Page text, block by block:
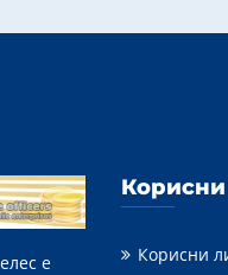
е
Корисни